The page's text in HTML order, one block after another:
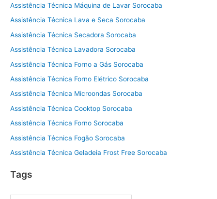
Assistência Técnica Máquina de Lavar Sorocaba
Assistência Técnica Lava e Seca Sorocaba
Assistência Técnica Secadora Sorocaba
Assistência Técnica Lavadora Sorocaba
Assistência Técnica Forno a Gás Sorocaba
Assistência Técnica Forno Elétrico Sorocaba
Assistência Técnica Microondas Sorocaba
Assistência Técnica Cooktop Sorocaba
Assistência Técnica Forno Sorocaba
Assistência Técnica Fogão Sorocaba
Assistência Técnica Geladeia Frost Free Sorocaba
Tags